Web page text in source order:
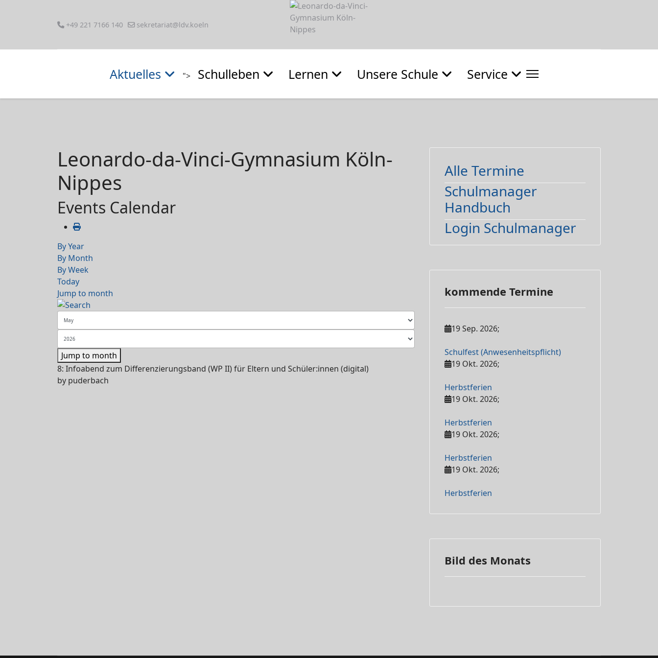
+49 221 7166 140 sekretariat@ldv.koeln
Aktuelles "> Schulleben Lernen Unsere Schule Service
Leonardo-da-Vinci-Gymnasium Köln-
Nippes
Events Calendar
By Year
By Month
By Week
Today
Jump to month
Jump to month
8: Infoabend zum Differenzierungsband (WP II) für Eltern und Schüler:innen (digital)
by puderbach
Alle Termine
Schulmanager
Handbuch
Login Schulmanager
kommende Termine
19 Sep. 2026;
Schulfest (Anwesenheitspflicht)
19 Okt. 2026;
Herbstferien
19 Okt. 2026;
Herbstferien
19 Okt. 2026;
Herbstferien
19 Okt. 2026;
Herbstferien
Bild des Monats